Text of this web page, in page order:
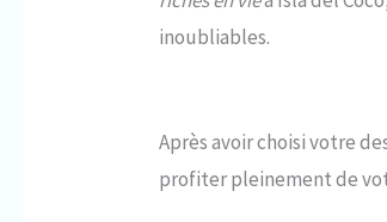
inoubliables.
Après avoir choisi votre
profiter pleinement de